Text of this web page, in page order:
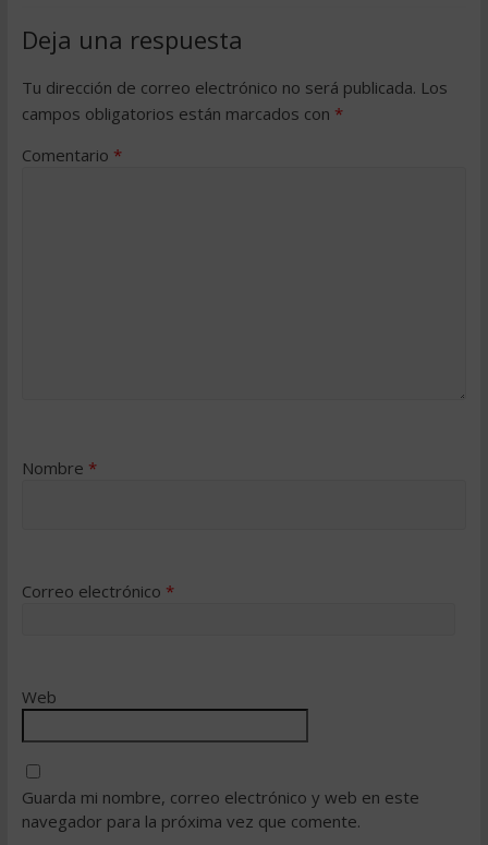
Deja una respuesta
Tu dirección de correo electrónico no será publicada. Los
campos obligatorios están marcados con *
Comentario *
Nombre *
Correo electrónico *
Web
Guarda mi nombre, correo electrónico y web en este
navegador para la próxima vez que comente.